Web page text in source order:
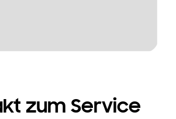
zum Service